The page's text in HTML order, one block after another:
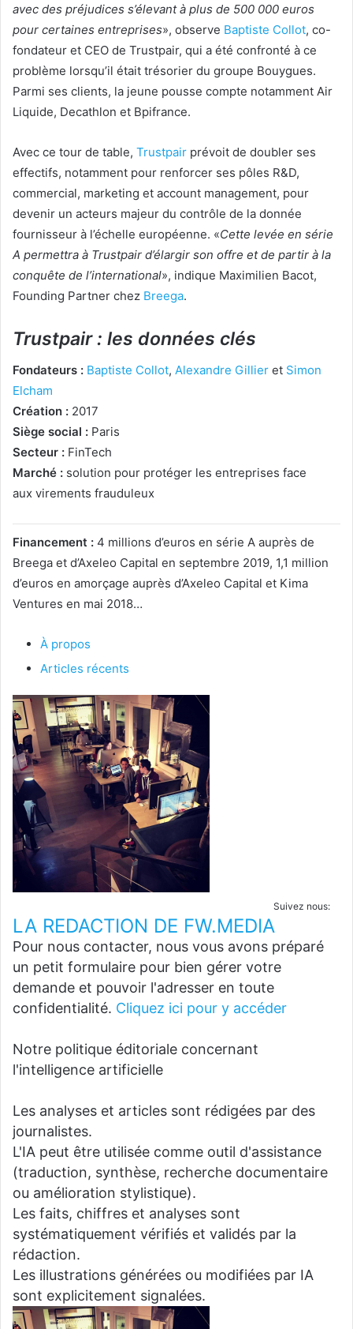
avec des préjudices s’élevant à plus de 500 000 euros
pour certaines entreprises», observe Baptiste Collot, co-
fondateur et CEO de Trustpair, qui a été confronté à ce
problème lorsqu’il était trésorier du groupe Bouygues.
Parmi ses clients, la jeune pousse compte notamment Air
Liquide, Decathlon et Bpifrance.
Avec ce tour de table, Trustpair prévoit de doubler ses
effectifs, notamment pour renforcer ses pôles R&D,
commercial, marketing et account management, pour
devenir un acteurs majeur du contrôle de la donnée
fournisseur à l’échelle européenne. «Cette levée en série
A permettra à Trustpair d’élargir son offre et de partir à la
conquête de l’international», indique Maximilien Bacot,
Founding Partner chez Breega.
Trustpair : les données clés
Fondateurs : Baptiste Collot, Alexandre Gillier et Simon
Elcham
Création : 2017
Siège social : Paris
Secteur : FinTech
Marché : solution pour protéger les entreprises face
aux virements frauduleux
Financement : 4 millions d’euros en série A auprès de
Breega et d’Axeleo Capital en septembre 2019, 1,1 million
d’euros en amorçage auprès d’Axeleo Capital et Kima
Ventures en mai 2018…
À propos
Articles récents
Suivez nous:
LA REDACTION DE FW.MEDIA
Pour nous contacter, nous vous avons préparé
un petit formulaire pour bien gérer votre
demande et pouvoir l'adresser en toute
confidentialité. Cliquez ici pour y accéder
Notre politique éditoriale concernant
l'intelligence artificielle
Les analyses et articles sont rédigées par des
journalistes.
L'IA peut être utilisée comme outil d'assistance
(traduction, synthèse, recherche documentaire
ou amélioration stylistique).
Les faits, chiffres et analyses sont
systématiquement vérifiés et validés par la
rédaction.
Les illustrations générées ou modifiées par IA
sont explicitement signalées.